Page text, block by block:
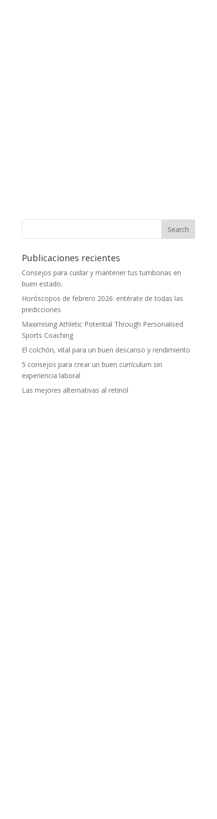
Publicaciones recientes
Consejos para cuidar y mantener tus tumbonas en
buen estado.
Horóscopos de febrero 2026: entérate de todas las
predicciones
Maximising Athletic Potential Through Personalised
Sports Coaching
El colchón, vital para un buen descanso y rendimiento
5 consejos para crear un buen currículum sin
experiencia laboral
Las mejores alternativas al retinol